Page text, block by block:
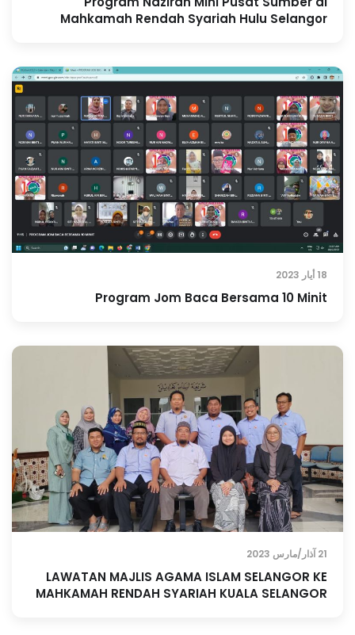
Mahkamah Rendah Syariah Hulu Selangor
18 أيار 2023
Program Jom Baca Bersama 10 Minit
21 آذار/مارس 2023
LAWATAN MAJLIS AGAMA ISLAM SELANGOR KE
MAHKAMAH RENDAH SYARIAH KUALA SELANGOR